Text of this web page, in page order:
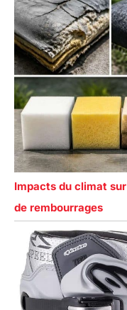
Impacts du climat
de rembourrages